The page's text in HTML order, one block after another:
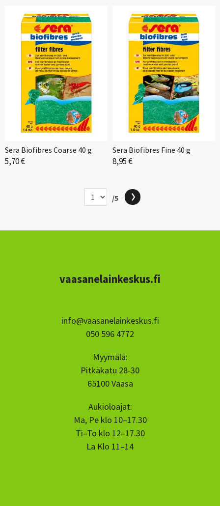
Sera Biofibres Coarse 40 g
5,70 €
Sera Biofibres Fine 40 g
8,95 €
/5
vaasanelainkeskus.fi
info@vaasanelainkeskus.fi
050 596 4772
Myymälä:
Pitkäkatu 28-30
65100 Vaasa
Aukioloajat:
Ma, Pe klo 10–17.30
Ti–To klo 12–17.30
La Klo 11–14